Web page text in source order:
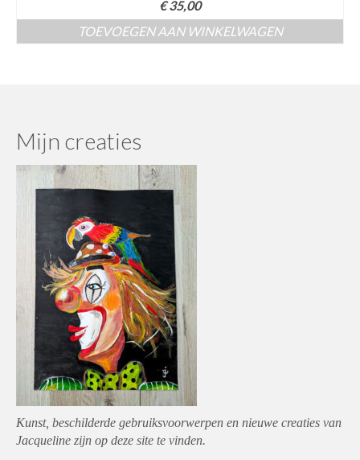
€35,00
TOEVOEGEN AAN WINKELWAGEN
Mijn creaties
Kunst, beschilderde gebruiksvoorwerpen en nieuwe creaties van
Jacqueline zijn op deze site te vinden.